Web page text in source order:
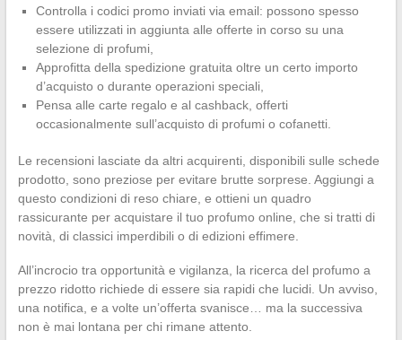
Controlla i codici promo inviati via email: possono spesso
essere utilizzati in aggiunta alle offerte in corso su una
selezione di profumi,
Approfitta della spedizione gratuita oltre un certo importo
d’acquisto o durante operazioni speciali,
Pensa alle carte regalo e al cashback, offerti
occasionalmente sull’acquisto di profumi o cofanetti.
Le recensioni lasciate da altri acquirenti, disponibili sulle schede
prodotto, sono preziose per evitare brutte sorprese. Aggiungi a
questo condizioni di reso chiare, e ottieni un quadro
rassicurante per acquistare il tuo profumo online, che si tratti di
novità, di classici imperdibili o di edizioni effimere.
All’incrocio tra opportunità e vigilanza, la ricerca del profumo a
prezzo ridotto richiede di essere sia rapidi che lucidi. Un avviso,
una notifica, e a volte un’offerta svanisce… ma la successiva
non è mai lontana per chi rimane attento.